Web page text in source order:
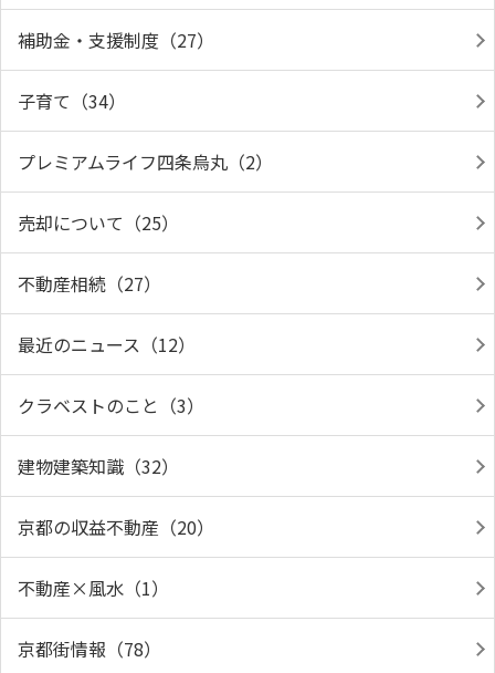
補助金・支援制度（27）
子育て（34）
プレミアムライフ四条烏丸（2）
売却について（25）
不動産相続（27）
最近のニュース（12）
クラベストのこと（3）
建物建築知識（32）
京都の収益不動産（20）
不動産×風水（1）
京都街情報（78）